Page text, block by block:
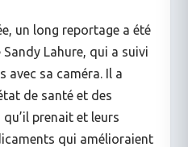
un long reportage a été
Lahure, qui a suivi
avec sa caméra. Il a
de santé et des
prenait et leurs
qui amélioraient